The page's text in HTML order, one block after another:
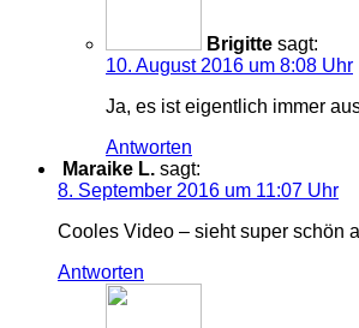
Brigitte sagt:
10. August 2016 um 8:08 Uhr
Ja, es ist eigentlich immer
Antworten
Maraike L. sagt:
8. September 2016 um 11:07 Uhr
Cooles Video – sieht super schön
Antworten